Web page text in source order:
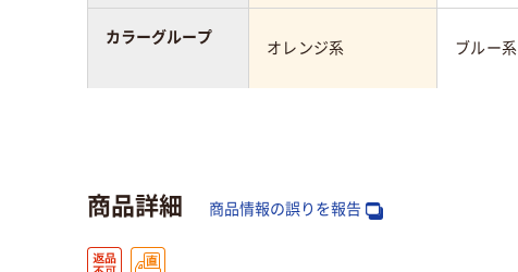
オレンジ系 ブルー系
カラーグループ
商品詳細 商品情報の誤りを報告